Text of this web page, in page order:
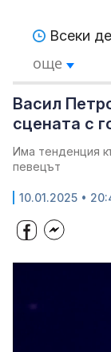
Всеки
още
Васил
сцената с
Има тенденция
певецът
10.01.2025 •